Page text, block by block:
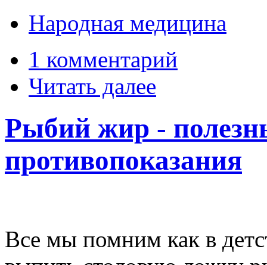
Народная медицина
1 комментарий
Читать далее
Рыбий жир -
противопоказания
Все мы помним как в